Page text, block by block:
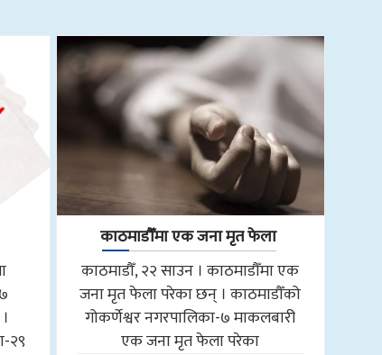
२९
काठमाडौँमा एक जना मृत फेला
काठमाडौँ, २२ साउन । काठमाडौँमा एक
जना मृत फेला परेका छन् । काठमाडौँको
गोकर्णेश्वर नगरपालिका-७ माकलबारी
एक जना मृत फेला परेका